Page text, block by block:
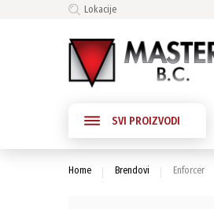
Lokacije
SVI PROIZVODI
Home Brendovi Enforcer